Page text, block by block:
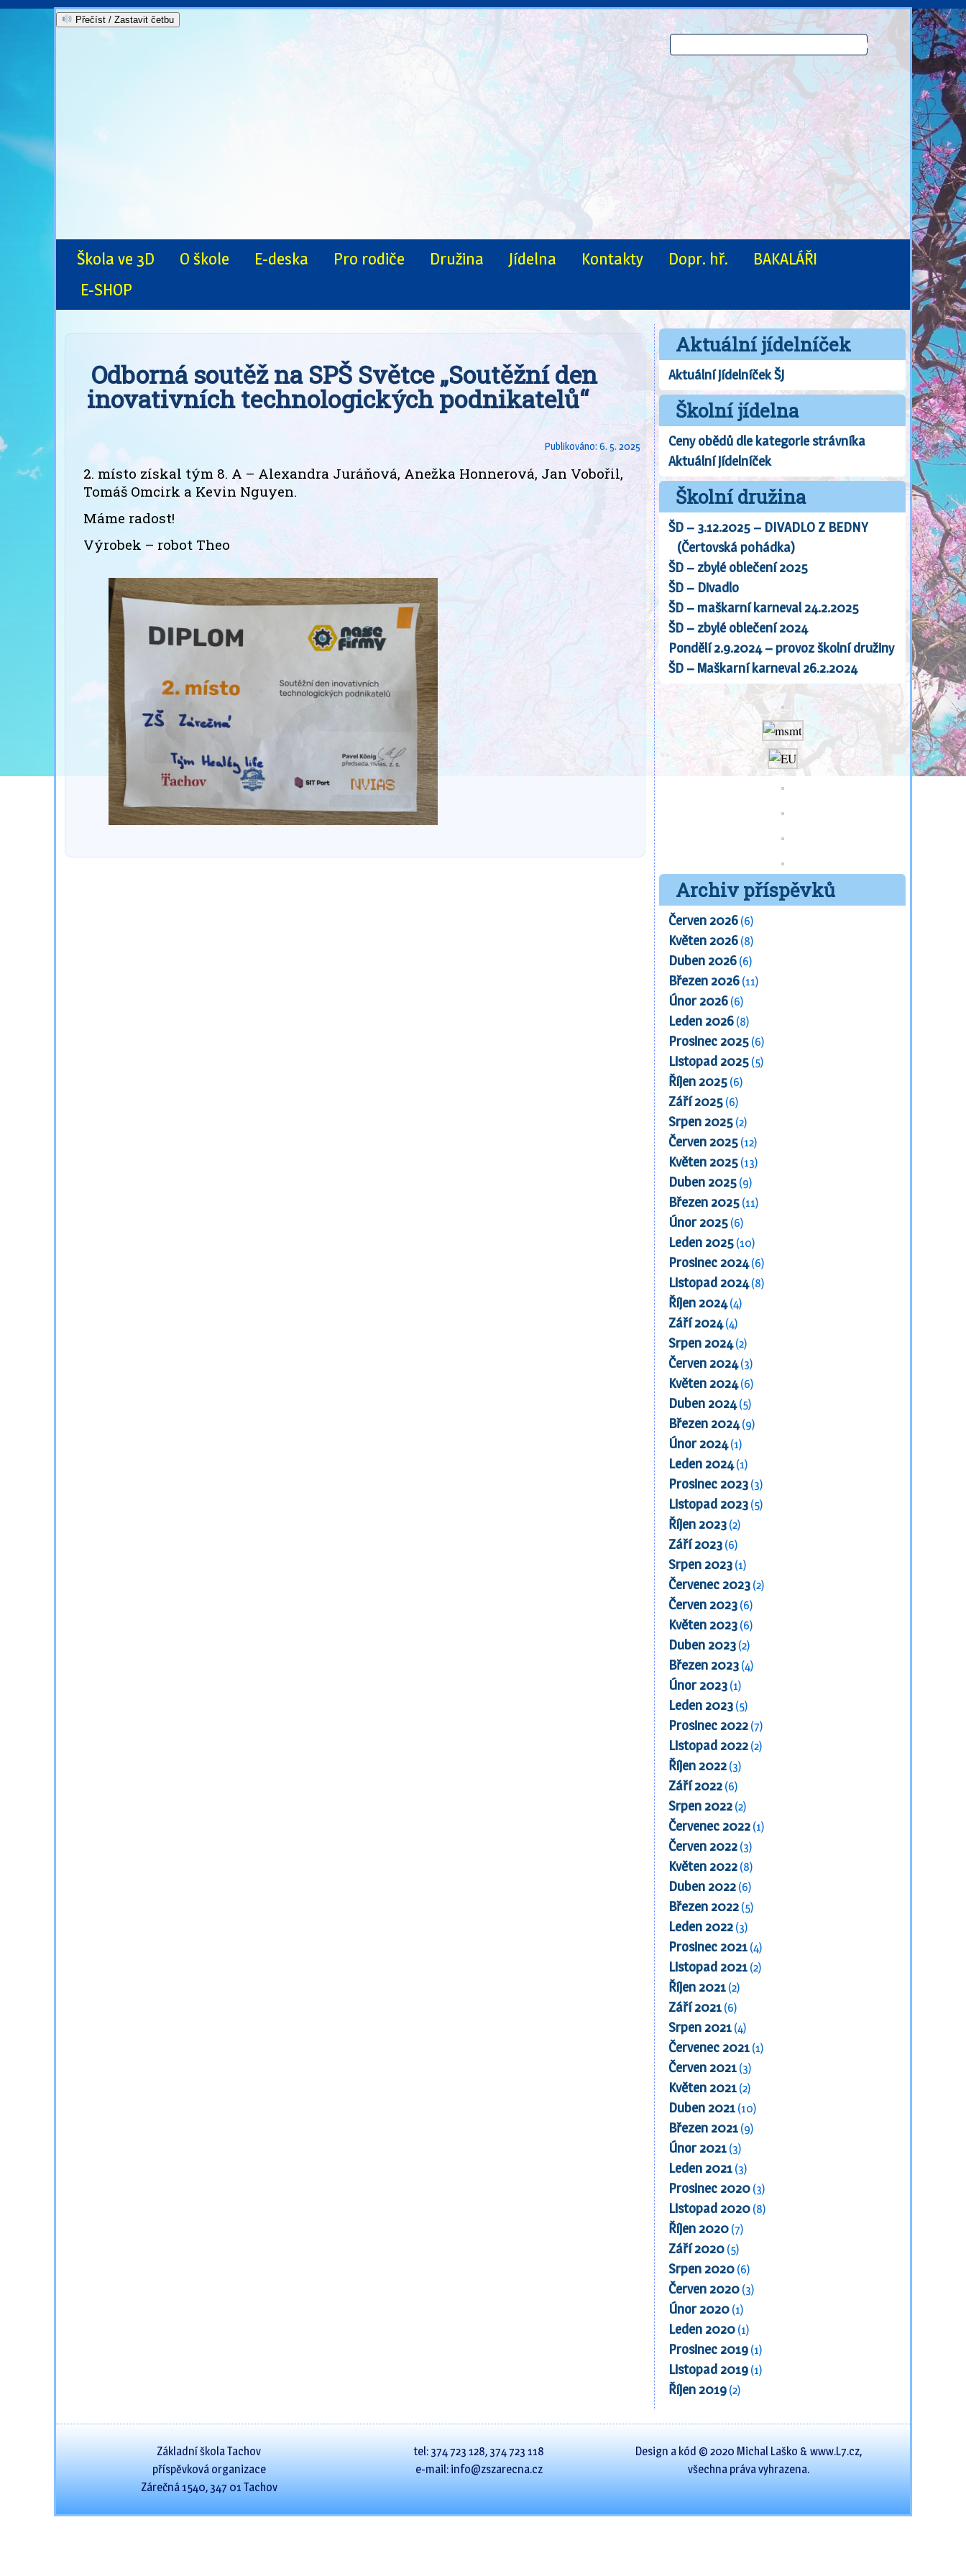
Přečíst / Zastavit četbu
Škola ve 3D O škole E-deska Pro rodiče Družina Jídelna Kontakty Dopr. hř.
BAKALÁŘI
E-SHOP
Odborná soutěž na SPŠ Světce „Soutěžní den
inovativních technologických podnikatelů“
Publikováno: 6. 5. 2025
2. místo získal tým 8. A – Alexandra Juráňová, Anežka Honnerová, Jan Vobořil,
Tomáš Omcirk a Kevin Nguyen.
Máme radost!
Výrobek – robot Theo
Aktuální jídelníček
Aktuální jídelníček ŠJ
Školní jídelna
Ceny obědů dle kategorie strávníka
Aktuální jídelníček
Školní družina
ŠD – 3.12.2025 – DIVADLO Z BEDNY
(Čertovská pohádka)
ŠD – zbylé oblečení 2025
ŠD – Divadlo
ŠD – maškarní karneval 24.2.2025
ŠD – zbylé oblečení 2024
Pondělí 2.9.2024 – provoz školní družiny
ŠD – Maškarní karneval 26.2.2024
Archiv příspěvků
Červen 2026 (6)
Květen 2026 (8)
Duben 2026 (6)
Březen 2026 (11)
Únor 2026 (6)
Leden 2026 (8)
Prosinec 2025 (6)
Listopad 2025 (5)
Říjen 2025 (6)
Září 2025 (6)
Srpen 2025 (2)
Červen 2025 (12)
Květen 2025 (13)
Duben 2025 (9)
Březen 2025 (11)
Únor 2025 (6)
Leden 2025 (10)
Prosinec 2024(6)
Listopad 2024(8)
Říjen 2024(4)
Září 2024(4)
Srpen 2024(2)
Červen 2024(3)
Květen 2024(6)
Duben 2024(5)
Březen 2024(9)
Únor 2024(1)
Leden 2024(1)
Prosinec 2023 (3)
Listopad 2023 (5)
Říjen 2023 (2)
Září 2023 (6)
Srpen 2023 (1)
Červenec 2023 (2)
Červen 2023 (6)
Květen 2023 (6)
Duben 2023 (2)
Březen 2023 (4)
Únor 2023 (1)
Leden 2023 (5)
Prosinec 2022 (7)
Listopad 2022 (2)
Říjen 2022 (3)
Září 2022 (6)
Srpen 2022 (2)
Červenec 2022 (1)
Červen 2022 (3)
Květen 2022 (8)
Duben 2022 (6)
Březen 2022 (5)
Leden 2022 (3)
Prosinec 2021 (4)
Listopad 2021 (2)
Říjen 2021 (2)
Září 2021 (6)
Srpen 2021 (4)
Červenec 2021 (1)
Červen 2021 (3)
Květen 2021 (2)
Duben 2021 (10)
Březen 2021 (9)
Únor 2021 (3)
Leden 2021 (3)
Prosinec 2020 (3)
Listopad 2020 (8)
Říjen 2020 (7)
Září 2020 (5)
Srpen 2020 (6)
Červen 2020 (3)
Únor 2020 (1)
Leden 2020 (1)
Prosinec 2019 (1)
Listopad 2019 (1)
Říjen 2019 (2)
Základní škola Tachov
příspěvková organizace
Zárečná 1540, 347 01 Tachov
tel: 374 723 128, 374 723 118
e-mail: info@zszarecna.cz
Design a kód © 2020 Michal Laško & www.L7.cz,
všechna práva vyhrazena.